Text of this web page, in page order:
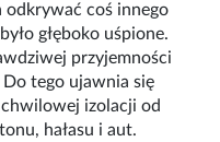
odkrywać coś innego
głęboko uśpione.
przyjemności
tego ujawnia się
izolacji od
hałasu i aut.